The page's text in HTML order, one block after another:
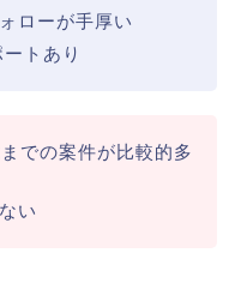
ローが手厚い
トあり
での案件が比較的多
い